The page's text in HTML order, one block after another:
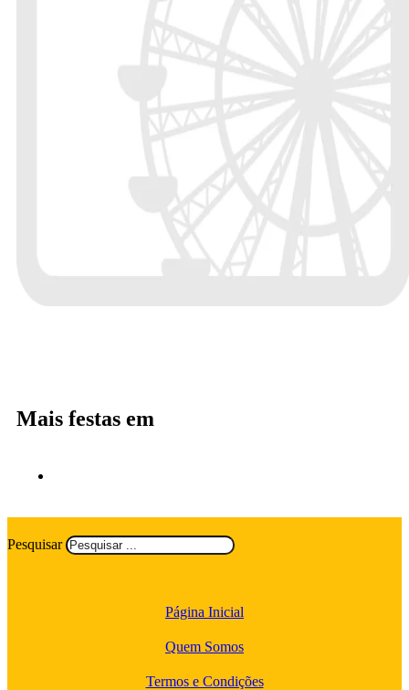
Mais festas em
Pesquisar
Página Inicial
Quem Somos
Termos e Condições